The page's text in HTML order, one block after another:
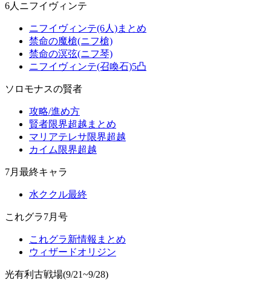
6人ニフイヴィンテ
ニフイヴィンテ(6人)まとめ
禁命の魔槍(ニフ槍)
禁命の溟弦(ニフ琴)
ニフイヴィンテ(召喚石)5凸
ソロモナスの賢者
攻略/進め方
賢者限界超越まとめ
マリアテレサ限界超越
カイム限界超越
7月最終キャラ
水ククル最終
これグラ7月号
これグラ新情報まとめ
ウィザードオリジン
光有利古戦場(9/21~9/28)